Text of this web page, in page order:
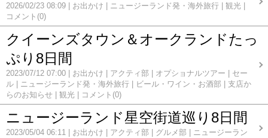
2026/02/23 08:09 お出かけ ニュージーランド発・海外旅行
観光
コメント(0)
クイーンズタウン＆オークランドたっ
ぷり8日間
2023/07/12 07:00 お出かけ アクティ部 オプショナルツアー
セー
ル
ニュージーランド発・海外旅行 ビール・ワイン・お酒部
支店か
らのお知らせ
観光 コメント(0)
ニュージーランド星空街道巡り8日間
2023/05/04 06:11 お出かけ アクティ部 グルメ部
ニュージーラン